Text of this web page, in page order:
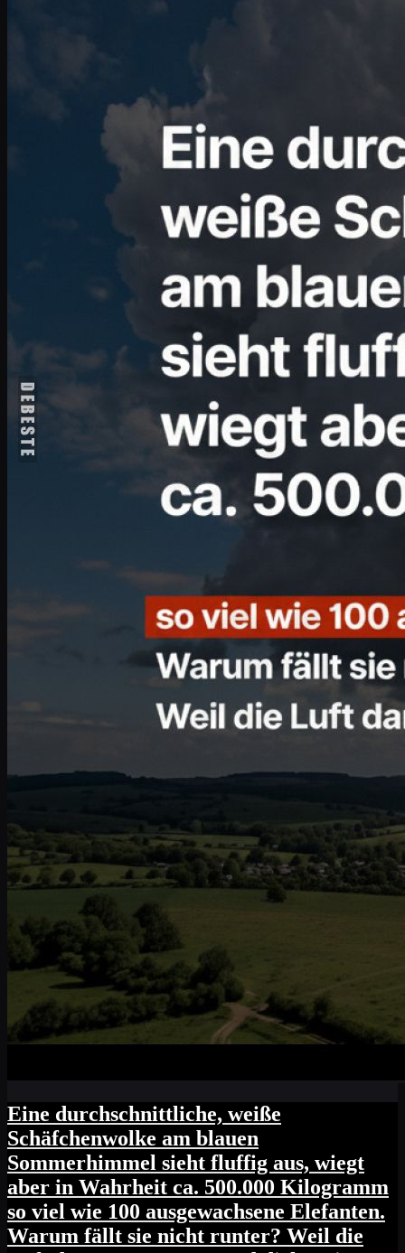
Eine durchschnittliche, weiße
Schäfchenwolke am blauen
Sommerhimmel sieht fluffig aus, wiegt
aber in Wahrheit ca. 500.000 Kilogramm
so viel wie 100 ausgewachsene Elefanten.
Warum fällt sie nicht runter? Weil die